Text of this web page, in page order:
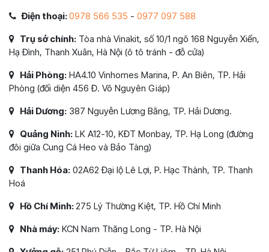
Điện thoại:0978 566 535 - 0977 097 588
Trụ sở chính: Tòa nhà Vinakit, số 10/1 ngõ 168 Nguyễn Xiển,
Hạ Đình, Thanh Xuân, Hà Nội (ô tô tránh - đỗ cửa)
Hải Phòng: HA4.10 Vinhomes Marina, P. An Biên, TP. Hải
Phòng (đối diện 456 Đ. Võ Nguyên Giáp)
Hải Dương: 387 Nguyễn Lương Bằng, TP. Hải Dương.
Quảng Ninh: LK A12-10, KĐT Monbay, TP. Hạ Long (đường
đôi giữa Cung Cá Heo và Bảo Tàng)
Thanh Hóa: 02A62 Đại lộ Lê Lợi, P. Hạc Thành, TP. Thanh
Hoá
Hồ Chí Minh:275 Lý Thường Kiệt, TP. Hồ Chí Minh
Nhà máy: KCN Nam Thăng Long - TP. Hà Nội